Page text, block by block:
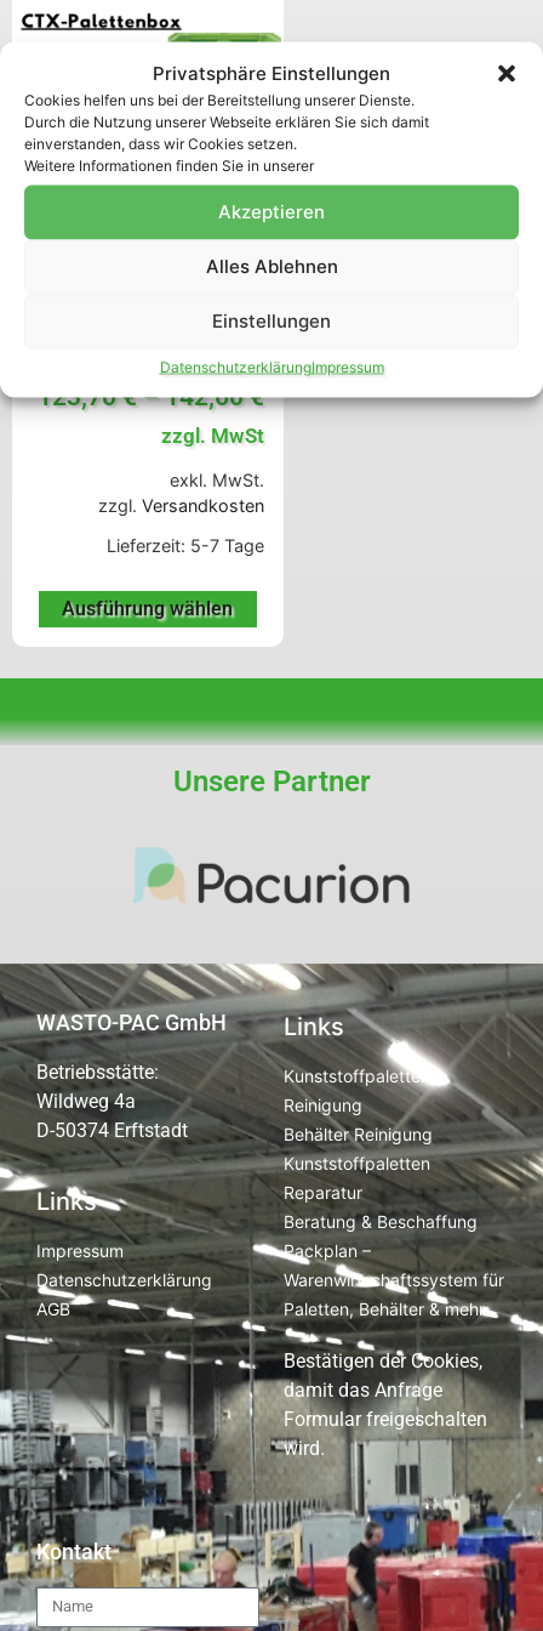
Privatsphäre Einstellungen
Cookies helfen uns bei der Bereitstellung unserer Dienste.
Durch die Nutzung unserer Webseite erklären Sie sich damit
einverstanden, dass wir Cookies setzen.
Weitere Informationen finden Sie in unserer
Akzeptieren
Alles Ablehnen
Einstellungen
DatenschutzerklärungImpressum
Kunststoffpalettenbox
123,70€–142,60€
zzgl. MwSt
exkl. MwSt.
zzgl. Versandkosten
Lieferzeit: 5-7 Tage
Ausführung wählen
Unsere Partner
WASTO-PAC GmbH
Betriebsstätte:
Wildweg 4a
D-50374 Erftstadt
Links
Impressum
Datenschutzerklärung
AGB
Links
Kunststoffpaletten
Reinigung
Behälter Reinigung
Kunststoffpaletten
Reparatur
Beratung & Beschaffung
Packplan –
Warenwirtschaftssystem für
Paletten, Behälter & mehr
Bestätigen der Cookies,
damit das Anfrage
Formular freigeschalten
wird.
Kontakt